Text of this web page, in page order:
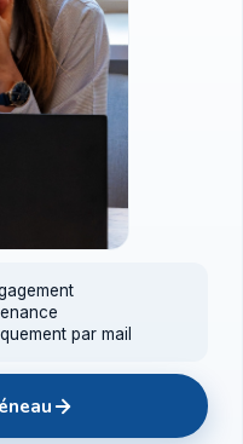
par mail